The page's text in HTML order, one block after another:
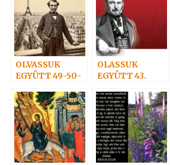
OLVASSUK
EGYÜTT 49-50-
OLASSUK
EGYÜTT 43.